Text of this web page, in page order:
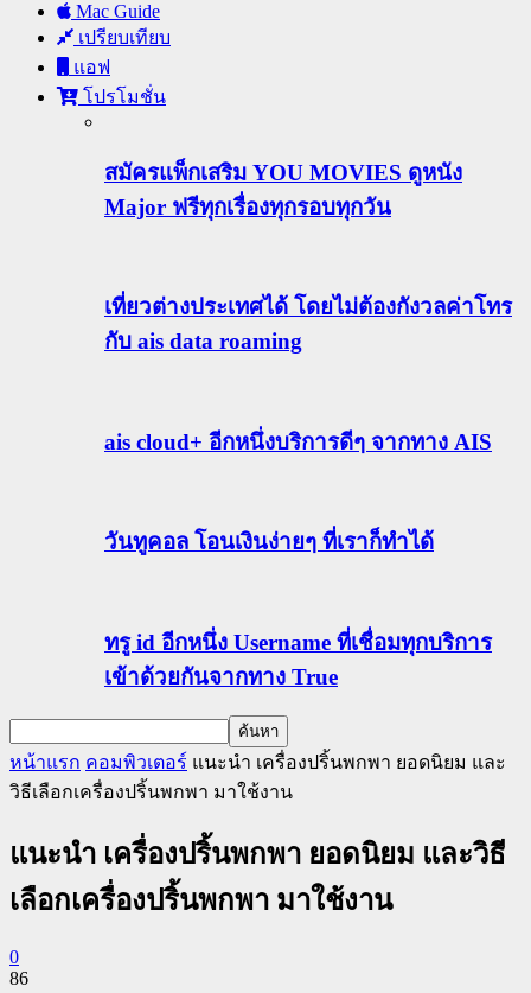
Mac Guide
เปรียบเทียบ
แอฟ
โปรโมชั่น
สมัครแพ็กเสริม YOU MOVIES ดูหนัง
Major ฟรีทุกเรื่องทุกรอบทุกวัน
เที่ยวต่างประเทศได้ โดยไม่ต้องกังวลค่าโทร
กับ ais data roaming
ais cloud+ อีกหนึ่งบริการดีๆ จากทาง AIS
วันทูคอล โอนเงินง่ายๆ ที่เราก็ทำได้
ทรู id อีกหนึ่ง Username ที่เชื่อมทุกบริการ
เข้าด้วยกันจากทาง True
หน้าแรก คอมพิวเตอร์ แนะนำ เครื่องปริ้นพกพา ยอดนิยม และ
วิธีเลือกเครื่องปริ้นพกพา มาใช้งาน
แนะนำ เครื่องปริ้นพกพา ยอดนิยม และวิธี
เลือกเครื่องปริ้นพกพา มาใช้งาน
0
86